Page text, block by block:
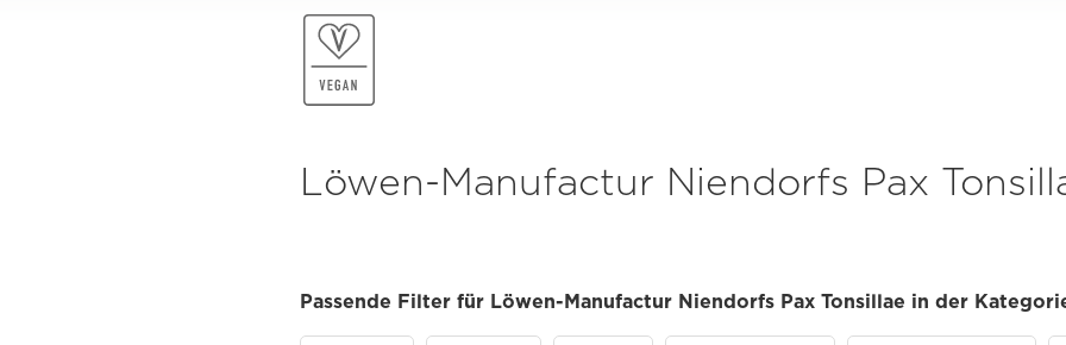
Löwen-Manufactur Niendorfs Pax
Passende Filter für Löwen-Manufactur Niendorfs Pax Tonsillae in der